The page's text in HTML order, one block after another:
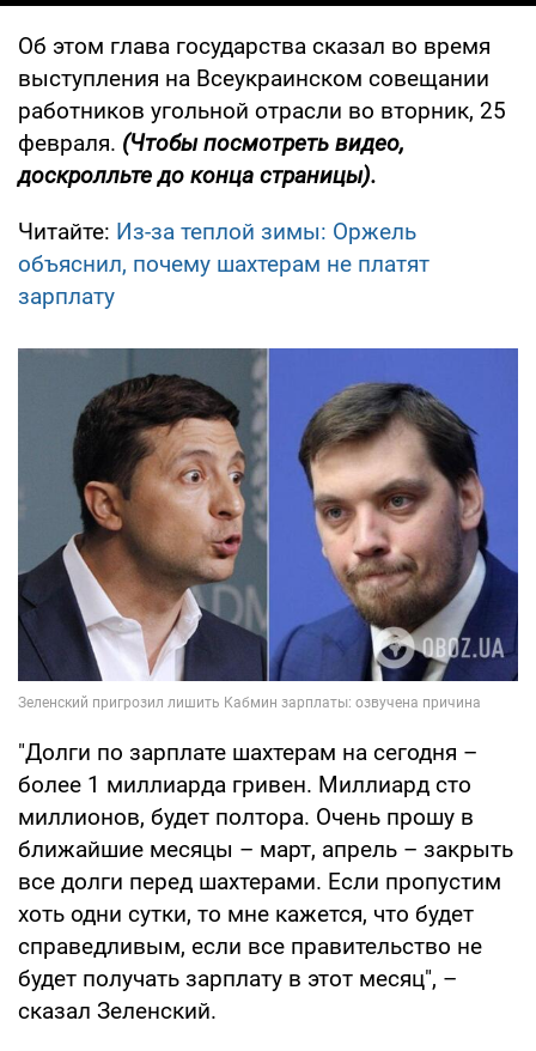
Об этом глава государства сказал во время
выступления на Всеукраинском совещании
работников угольной отрасли во вторник, 25
февраля. (Чтобы посмотреть видео,
доскролльте до конца страницы).
Читайте: Из-за теплой зимы: Оржель
объяснил, почему шахтерам не платят
зарплату
"Долги по зарплате шахтерам на сегодня –
более 1 миллиарда гривен. Миллиард сто
миллионов, будет полтора. Очень прошу в
ближайшие месяцы – март, апрель – закрыть
все долги перед шахтерами. Если пропустим
хоть одни сутки, то мне кажется, что будет
справедливым, если все правительство не
будет получать зарплату в этот месяц", –
сказал Зеленский.